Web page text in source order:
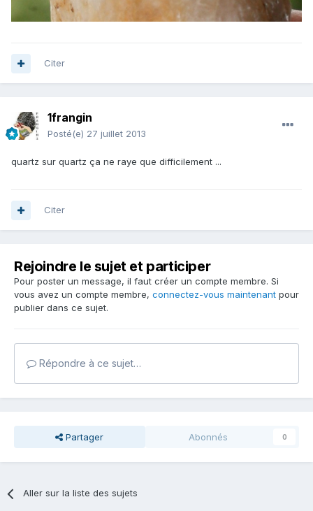
Citer
1frangin
Posté(e) 27 juillet 2013
quartz sur quartz ça ne raye que difficilement ...
Citer
Rejoindre le sujet et participer
Pour poster un message, il faut créer un compte membre. Si
vous avez un compte membre, connectez-vous maintenant pour
publier dans ce sujet.
Répondre à ce sujet…
Partager Abonnés 0
Aller sur la liste des sujets